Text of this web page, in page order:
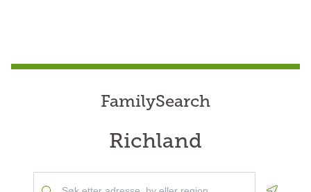
FamilySearch
Richland